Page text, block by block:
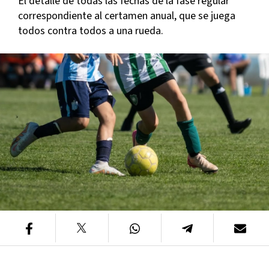
correspondiente al certamen anual, que se juega
todos contra todos a una rueda.